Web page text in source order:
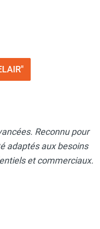
Reconnu pour
adaptés aux besoins
et commerciaux.